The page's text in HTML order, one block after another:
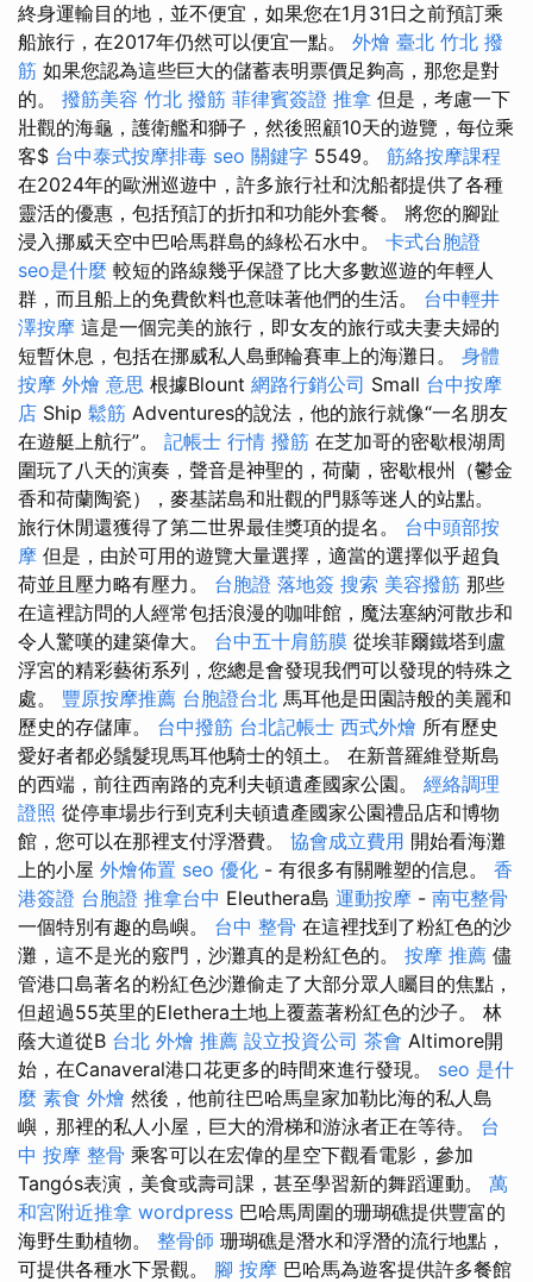
終身運輸目的地，並不便宜，如果您在1月31日之前預訂乘
船旅行，在2017年仍然可以便宜一點。 外燴 臺北 竹北 撥
筋 如果您認為這些巨大的儲蓄表明票價足夠高，那您是對
的。 撥筋美容 竹北 撥筋 菲律賓簽證 推拿 但是，考慮一下
壯觀的海龜，護衛艦和獅子，然後照顧10天的遊覽，每位乘
客$ 台中泰式按摩排毒 seo 關鍵字 5549。 筋絡按摩課程
在2024年的歐洲巡遊中，許多旅行社和沈船都提供了各種
靈活的優惠，包括預訂的折扣和功能外套餐。 將您的腳趾
浸入挪威天空中巴哈馬群島的綠松石水中。 卡式台胞證
seo是什麼 較短的路線幾乎保證了比大多數巡遊的年輕人
群，而且船上的免費飲料也意味著他們的生活。 台中輕井
澤按摩 這是一個完美的旅行，即女友的旅行或夫妻夫婦的
短暫休息，包括在挪威私人島郵輪賽車上的海灘日。 身體
按摩 外燴 意思 根據Blount 網路行銷公司 Small 台中按摩
店 Ship 鬆筋 Adventures的說法，他的旅行就像“一名朋友
在遊艇上航行”。 記帳士 行情 撥筋 在芝加哥的密歇根湖周
圍玩了八天的演奏，聲音是神聖的，荷蘭，密歇根州（鬱金
香和荷蘭陶瓷），麥基諾島和壯觀的門縣等迷人的站點。
旅行休閒還獲得了第二世界最佳獎項的提名。 台中頭部按
摩 但是，由於可用的遊覽大量選擇，適當的選擇似乎超負
荷並且壓力略有壓力。 台胞證 落地簽 搜索 美容撥筋 那些
在這裡訪問的人經常包括浪漫的咖啡館，魔法塞納河散步和
令人驚嘆的建築偉大。 台中五十肩筋膜 從埃菲爾鐵塔到盧
浮宮的精彩藝術系列，您總是會發現我們可以發現的特殊之
處。 豐原按摩推薦 台胞證台北 馬耳他是田園詩般的美麗和
歷史的存儲庫。 台中撥筋 台北記帳士 西式外燴 所有歷史
愛好者都必鬚髮現馬耳他騎士的領土。 在新普羅維登斯島
的西端，前往西南路的克利夫頓遺產國家公園。 經絡調理
證照 從停車場步行到克利夫頓遺產國家公園禮品店和博物
館，您可以在那裡支付浮潛費。 協會成立費用 開始看海灘
上的小屋 外燴佈置 seo 優化 - 有很多有關雕塑的信息。 香
港簽證 台胞證 推拿台中 Eleuthera島 運動按摩 - 南屯整骨
一個特別有趣的島嶼。 台中 整骨 在這裡找到了粉紅色的沙
灘，這不是光的竅門，沙灘真的是粉紅色的。 按摩 推薦 儘
管港口島著名的粉紅色沙灘偷走了大部分眾人矚目的焦點，
但超過55英里的Elethera土地上覆蓋著粉紅色的沙子。 林
蔭大道從B 台北 外燴 推薦 設立投資公司 茶會 Altimore開
始，在Canaveral港口花更多的時間來進行發現。 seo 是什
麼 素食 外燴 然後，他前往巴哈馬皇家加勒比海的私人島
嶼，那裡的私人小屋，巨大的滑梯和游泳者正在等待。 台
中 按摩 整骨 乘客可以在宏偉的星空下觀看電影，參加
Tangós表演，美食或壽司課，甚至學習新的舞蹈運動。 萬
和宮附近推拿 wordpress 巴哈馬周圍的珊瑚礁提供豐富的
海野生動植物。 整骨師 珊瑚礁是潛水和浮潛的流行地點，
可提供各種水下景觀。 腳 按摩 巴哈馬為遊客提供許多餐館